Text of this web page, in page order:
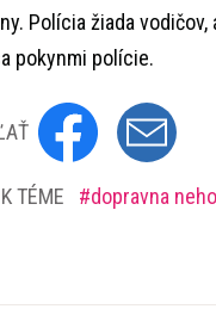
Polícia žiada
pokynmi polície.
TÉME dopravna